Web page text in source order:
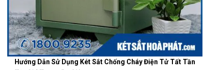
Hướng Dẫn Sử Dụng Két Sắt Chống Cháy Điện Tử Tất Tần